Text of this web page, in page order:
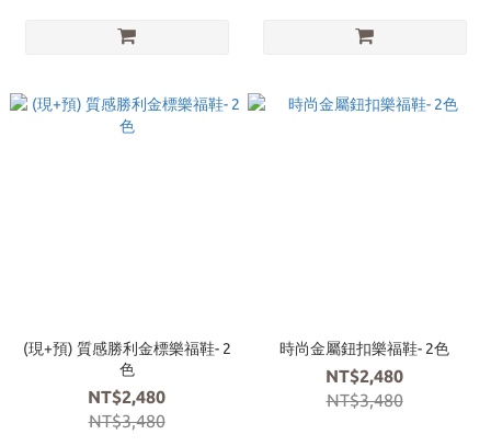
(現+預) 質感勝利金標樂福鞋- 2
色
NT$2,480
NT$3,480
時尚金屬鈕扣樂福鞋- 2色
NT$2,480
NT$3,480